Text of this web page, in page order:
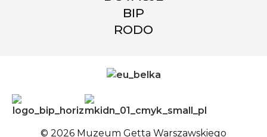
BIP
RODO
© 2026 Muzeum Getta Warszawskiego